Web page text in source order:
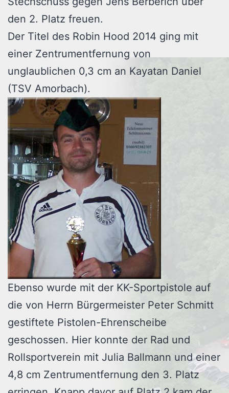
den 2. Platz freuen.
Der Titel des Robin Hood 2014 ging mit
einer Zentrumentfernung von
unglaublichen 0,3 cm an Kayatan Daniel
(TSV Amorbach).
Ebenso wurde mit der KK-Sportpistole auf
die von Herrn Bürgermeister Peter Schmitt
gestiftete Pistolen-Ehrenscheibe
geschossen. Hier konnte der Rad und
Rollsportverein mit Julia Ballmann und einer
4,8 cm Zentrumentfernung den 3. Platz